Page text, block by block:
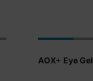
AOX+ Eye Gel